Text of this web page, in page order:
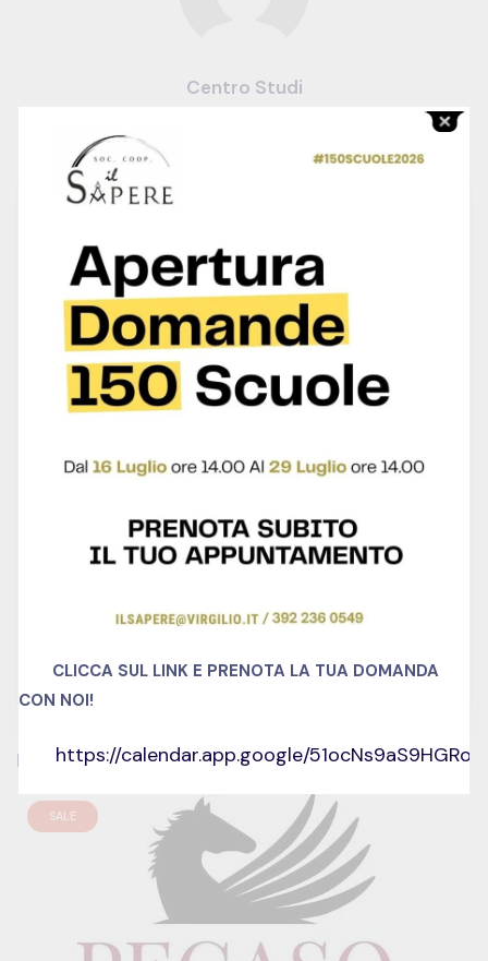
Centro Studi
245 Courses
Free
Contact To Request
Duration
Lessons
Skill level intermediate
Related Courses
SALE
CLICCA SUL LINK E PRENOTA LA TUA DOMANDA
CON NOI!
https://calendar.app.google/